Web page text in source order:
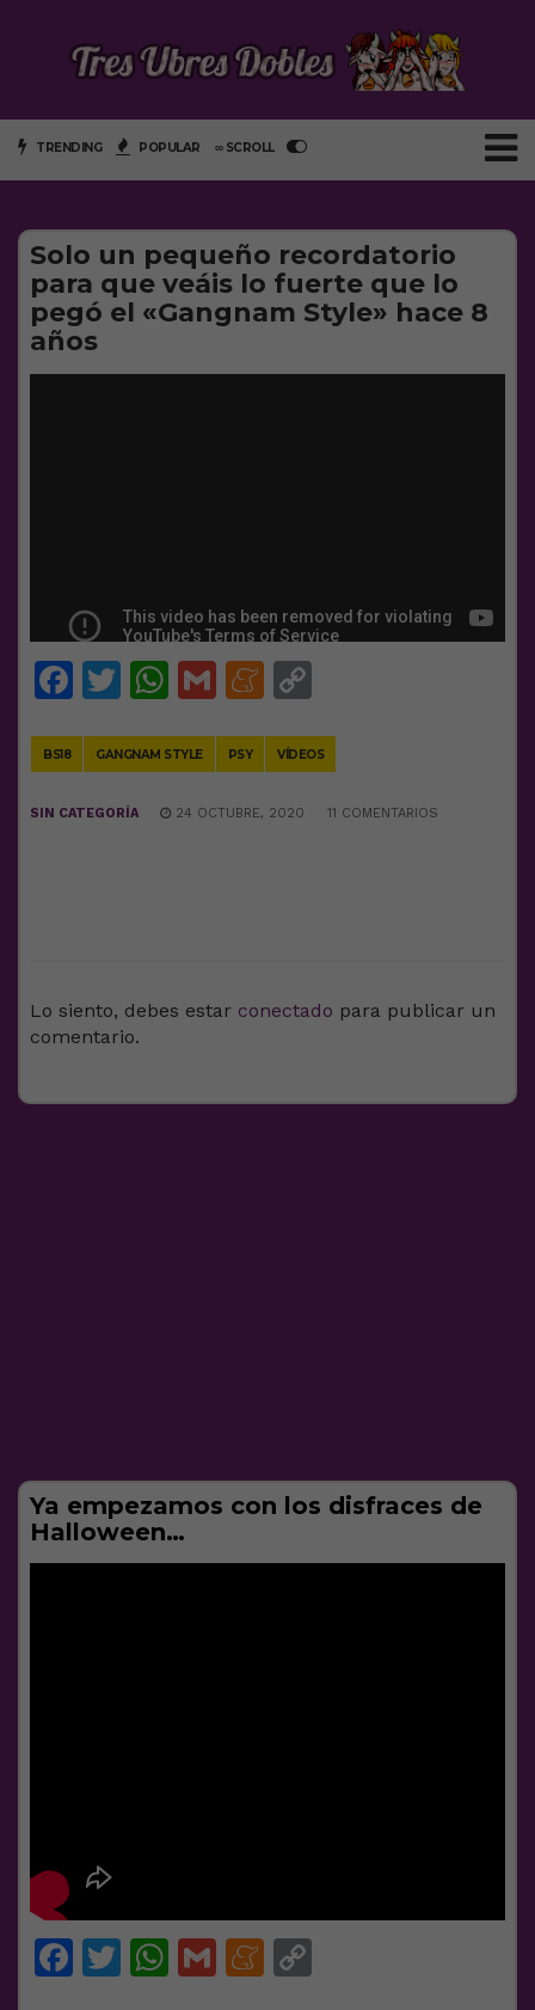
TRENDING POPULAR ∞ SCROLL
Solo un pequeño recordatorio
para que veáis lo fuerte que lo
pegó el «Gangnam Style» hace 8
años
Facebook
Twitter
WhatsApp
GmailMeneame
BS18 GANGNAM STYLE PSY VÍDEOS
SIN CATEGORÍA 24 OCTUBRE, 2020 11 COMENTARIOS
Lo siento, debes estar conectado para publicar un
comentario.
Ya empezamos con los disfraces de
Halloween…
Facebook
Twitter
WhatsApp
GmailMeneame